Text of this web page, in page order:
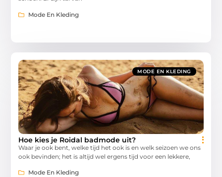
Mode En Kleding
MODE EN KLEDING
Hoe kies je Roidal badmode uit?
Waar je ook bent, welke tijd het ook is en welk seizoen we ons
ook bevinden; het is altijd wel ergens tijd voor een lekkere,
Mode En Kleding